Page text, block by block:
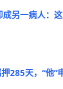
成另一病人：
285天，“他”